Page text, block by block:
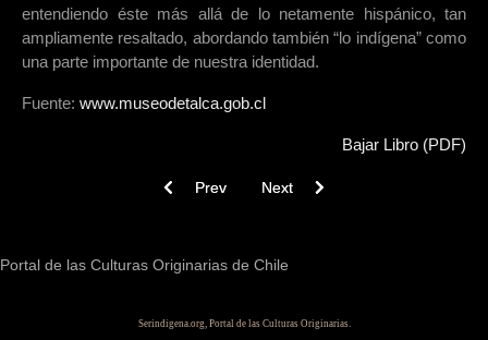
entendiendo éste más allá de lo netamente hispánico, tan
ampliamente resaltado, abordando también “lo indígena” como
una parte importante de nuestra identidad.
Fuente: www.museodetalca.gob.cl
Bajar Libro (PDF)
Previous article: Chile en la Era del Hielo
Prev Next article: Voces indigenas
Next
Portal de las Culturas Originarias de Chile
Serindigena.org, Portal de las Culturas Originarias.